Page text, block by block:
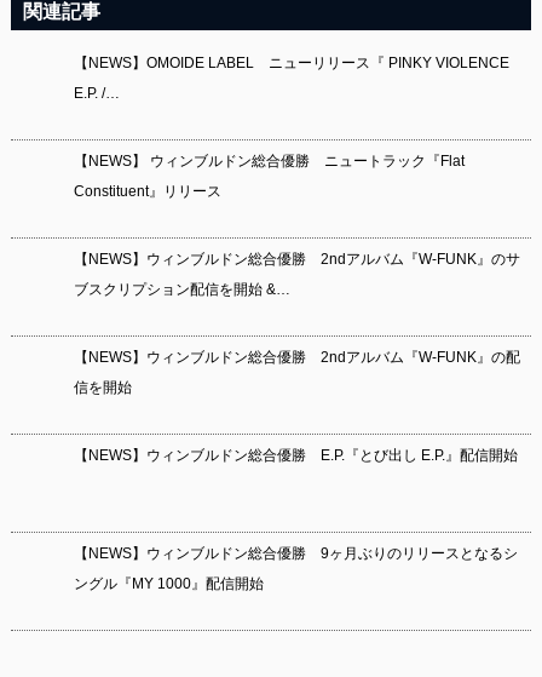
関連記事
【NEWS】OMOIDE LABEL ニューリリース『 PINKY VIOLENCE
E.P. /…
【NEWS】 ウィンブルドン総合優勝 ニュートラック『Flat
Constituent』リリース
【NEWS】ウィンブルドン総合優勝 2ndアルバム『W-FUNK』のサ
ブスクリプション配信を開始 &…
【NEWS】ウィンブルドン総合優勝 2ndアルバム『W-FUNK』の配
信を開始
【NEWS】ウィンブルドン総合優勝 E.P.『とび出し E.P.』配信開始
【NEWS】ウィンブルドン総合優勝 9ヶ月ぶりのリリースとなるシ
ングル『MY 1000』配信開始